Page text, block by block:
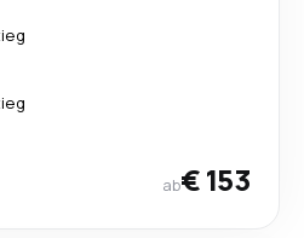
ab€ 153